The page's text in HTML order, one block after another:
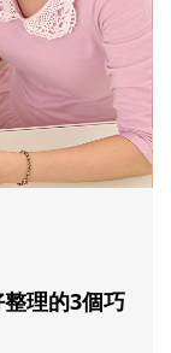
理的3個巧